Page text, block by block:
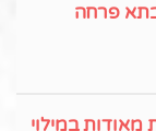
פרחה
מאודות במילוי